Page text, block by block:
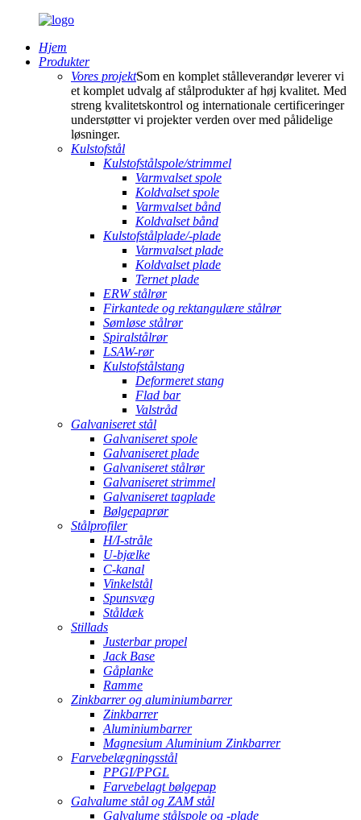
Hjem
Produkter
Vores projektSom en komplet stålleverandør leverer vi
et komplet udvalg af stålprodukter af høj kvalitet. Med
streng kvalitetskontrol og internationale certificeringer
understøtter vi projekter verden over med pålidelige
løsninger.
Kulstofstål
Kulstofstålspole/strimmel
Varmvalset spole
Koldvalset spole
Varmvalset bånd
Koldvalset bånd
Kulstofstålplade/-plade
Varmvalset plade
Koldvalset plade
Ternet plade
ERW stålrør
Firkantede og rektangulære stålrør
Sømløse stålrør
Spiralstålrør
LSAW-rør
Kulstofstålstang
Deformeret stang
Flad bar
Valstråd
Galvaniseret stål
Galvaniseret spole
Galvaniseret plade
Galvaniseret stålrør
Galvaniseret strimmel
Galvaniseret tagplade
Bølgepaprør
Stålprofiler
H/I-stråle
U-bjælke
C-kanal
Vinkelstål
Spunsvæg
Ståldæk
Stillads
Justerbar propel
Jack Base
Gåplanke
Ramme
Zinkbarrer og aluminiumbarrer
Zinkbarrer
Aluminiumbarrer
Magnesium Aluminium Zinkbarrer
Farvebelægningsstål
PPGI/PPGL
Farvebelagt bølgepap
Galvalume stål og ZAM stål
Galvalume stålspole og -plade